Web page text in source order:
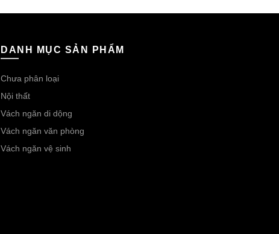
DANH MỤC SẢN PHẨM
Chưa phân loại
Nội thất
Vách ngăn di dộng
Vách ngăn văn phòng
Vách ngăn vệ sinh